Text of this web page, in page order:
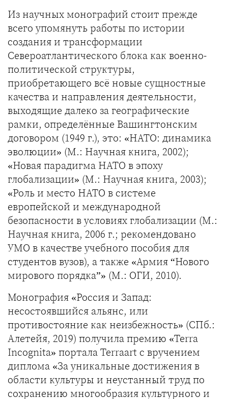
Из научных монографий стоит прежде
всего упомянуть работы по истории
создания и трансформации
Североатлантического блока как военно-
политической структуры,
приобретающего всё новые сущностные
качества и направления деятельности,
выходящие далеко за географические
рамки, определённые Вашингтонским
договором (1949 г.), это: «НАТО: динамика
эволюции» (М.: Научная книга, 2002);
«Новая парадигма НАТО в эпоху
глобализации» (М.: Научная книга, 2003);
«Роль и место НАТО в системе
европейской и международной
безопасности в условиях глобализации (М.:
Научная книга, 2006 г.; рекомендовано
УМО в качестве учебного пособия для
студентов вузов), а также «Армия “Нового
мирового порядка”» (М.: ОГИ, 2010).
Монография «Россия и Запад:
несостоявшийся альянс, или
противостояние как неизбежность» (СПб.:
Алетейя, 2019) получила премию «Terra
Incognita» портала Terraart с вручением
диплома «За уникальные достижения в
области культуры и неустанный труд по
сохранению многообразия культурного и